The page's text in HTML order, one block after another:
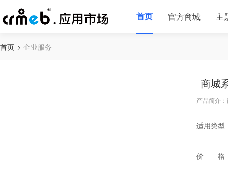
首页 官方商城 主
首页 企业服务
商城
产品简介
适用类型
价 格